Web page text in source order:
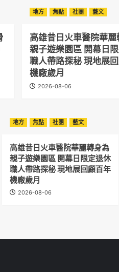
地方 焦點 社團 藝文
高雄昔日火車醫院華麗
親子遊樂園區 開幕日
職人帶路探秘 現地展
機廠歲月
2026-08-06
地方 焦點 社團 藝文
高雄昔日火車醫院華麗轉身為
親子遊樂園區 開幕日限定退休
職人帶路探秘 現地展回顧百年
機廠歲月
2026-08-06